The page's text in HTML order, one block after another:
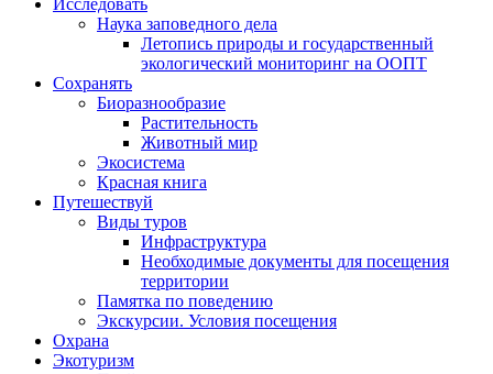
Исследовать
Наука заповедного дела
Летопись природы и государственный
экологический мониторинг на ООПТ
Сохранять
Биоразнообразие
Растительность
Животный мир
Экосистема
Красная книга
Путешествуй
Виды туров
Инфраструктура
Необходимые документы для посещения
территории
Памятка по поведению
Экскурсии. Условия посещения
Охрана
Экотуризм